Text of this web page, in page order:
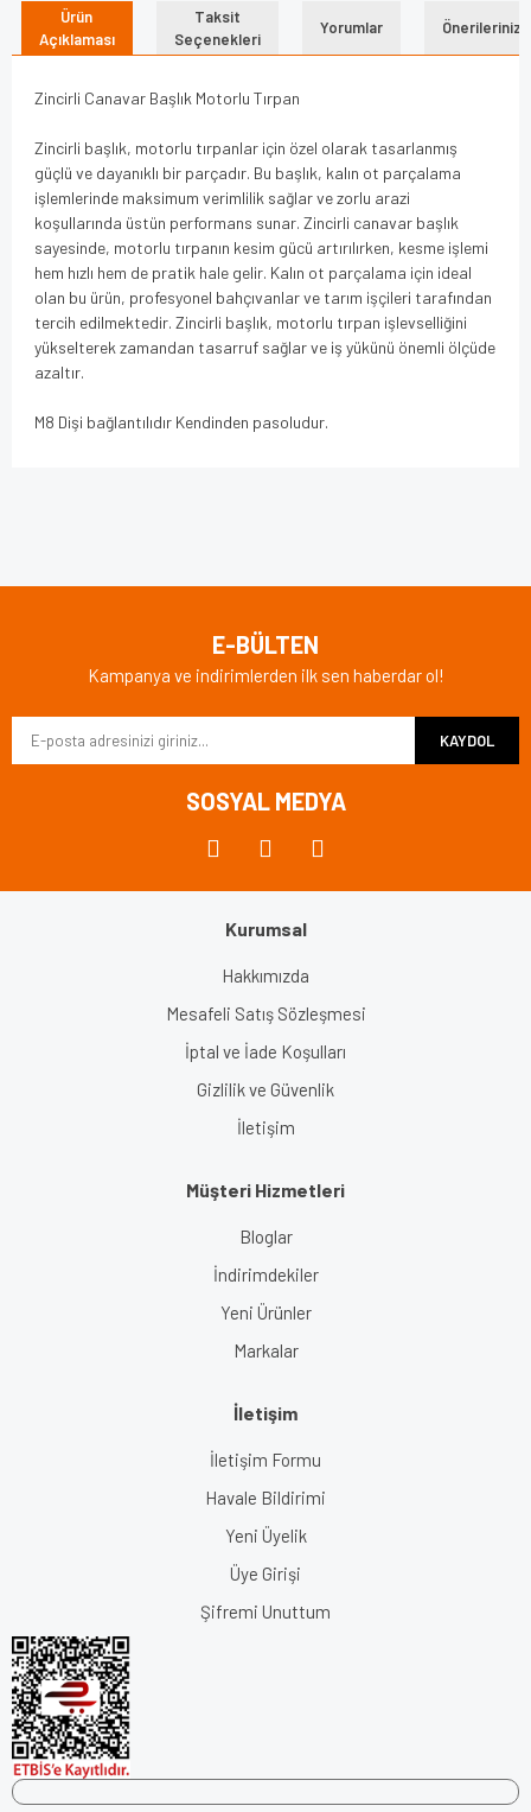
Ürün
Açıklaması
Taksit
Seçenekleri
Yorumlar Önerileriniz
Zincirli Canavar Başlık Motorlu Tırpan
Zincirli başlık, motorlu tırpanlar için özel olarak tasarlanmış
güçlü ve dayanıklı bir parçadır. Bu başlık, kalın ot parçalama
işlemlerinde maksimum verimlilik sağlar ve zorlu arazi
koşullarında üstün performans sunar. Zincirli canavar başlık
sayesinde, motorlu tırpanın kesim gücü artırılırken, kesme işlemi
hem hızlı hem de pratik hale gelir. Kalın ot parçalama için ideal
olan bu ürün, profesyonel bahçıvanlar ve tarım işçileri tarafından
tercih edilmektedir. Zincirli başlık, motorlu tırpan işlevselliğini
yükselterek zamandan tasarruf sağlar ve iş yükünü önemli ölçüde
azaltır.
M8 Dişi bağlantılıdır Kendinden pasoludur.
Ürün resmi kalitesiz, bozuk veya görüntülenemiyor.
Ürün açıklamasında eksik bilgiler bulunuyor.
Ürün fiyatı diğer sitelerden daha pahalı.
E-BÜLTEN
Kampanya ve indirimlerden ilk sen haberdar ol!
KAYDOL
SOSYAL MEDYA
Kurumsal
Hakkımızda
Mesafeli Satış Sözleşmesi
İptal ve İade Koşulları
Gizlilik ve Güvenlik
İletişim
Müşteri Hizmetleri
Bloglar
İndirimdekiler
Yeni Ürünler
Markalar
İletişim
İletişim Formu
Havale Bildirimi
Yeni Üyelik
Üye Girişi
Şifremi Unuttum